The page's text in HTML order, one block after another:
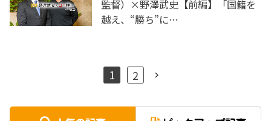
監督）×野澤武史【前編】「国籍を
越え、“勝ち”に…
1 2